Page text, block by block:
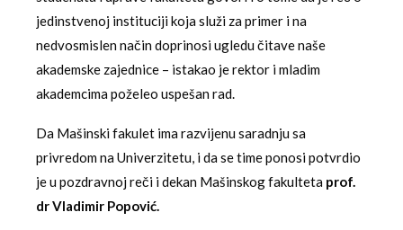
jedinstvenoj instituciji koja služi za primer i na
nedvosmislen način doprinosi ugledu čitave naše
akademske zajednice – istakao je rektor i mladim
akademcima poželeo uspešan rad.
Da Mašinski fakulet ima razvijenu saradnju sa
privredom na Univerzitetu, i da se time ponosi potvrdio
je u pozdravnoj reči i dekan Mašinskog fakulteta prof.
dr Vladimir Popović.